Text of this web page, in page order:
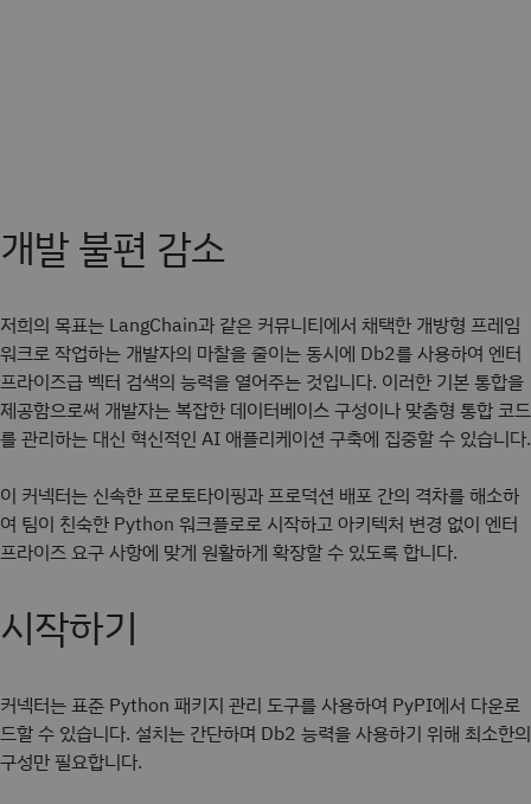
개발 불편 감소
저희의 목표는 LangChain과 같은 커뮤니티에서 채택한 개방형 프레임
워크로 작업하는 개발자의 마찰을 줄이는 동시에 Db2를 사용하여 엔터
프라이즈급 벡터 검색의 능력을 열어주는 것입니다. 이러한 기본 통합을
제공함으로써 개발자는 복잡한 데이터베이스 구성이나 맞춤형 통합 코드
를 관리하는 대신 혁신적인 AI 애플리케이션 구축에 집중할 수 있습니다.
이 커넥터는 신속한 프로토타이핑과 프로덕션 배포 간의 격차를 해소하
여 팀이 친숙한 Python 워크플로로 시작하고 아키텍처 변경 없이 엔터
프라이즈 요구 사항에 맞게 원활하게 확장할 수 있도록 합니다.
시작하기
커넥터는 표준 Python 패키지 관리 도구를 사용하여 PyPI에서 다운로
드할 수 있습니다. 설치는 간단하며 Db2 능력을 사용하기 위해 최소한의
구성만 필요합니다.